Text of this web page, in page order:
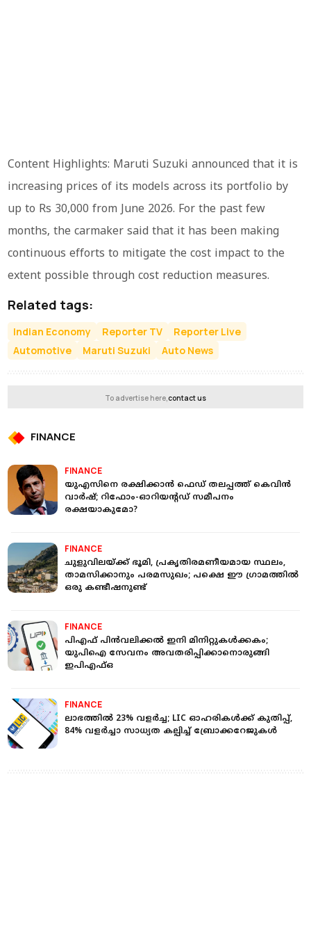
Content Highlights: Maruti Suzuki announced that it is
increasing prices of its models across its portfolio by
up to Rs 30,000 from June 2026. For the past few
months, the carmaker said that it has been making
continuous efforts to mitigate the cost impact to the
extent possible through cost reduction measures.
Related tags:
Indian Economy Reporter TV
Reporter Live
Automotive
Maruti Suzuki Auto News
To advertise here,contact us
FINANCE
FINANCE
യുഎസിനെ രക്ഷിക്കാൻ ഫെഡ് തലപ്പത്ത് കെവിൻ
വാർഷ്; റിഫോം-ഓറിയന്റഡ് സമീപനം
രക്ഷയാകുമോ?
FINANCE
ചുളുവിലയ്ക്ക് ഭൂമി, പ്രകൃതിരമണീയമായ സ്ഥലം,
താമസിക്കാനും പരമസുഖം; പക്ഷെ ഈ ഗ്രാമത്തിൽ
ഒരു കണ്ടീഷനുണ്ട്
FINANCE
പിഎഫ് പിന്‍വലിക്കല്‍ ഇനി മിനിറ്റുകള്‍ക്കകം;
യുപിഐ സേവനം അവതരിപ്പിക്കാനൊരുങ്ങി
ഇപിഎഫ്ഒ
FINANCE
ലാഭത്തിൽ 23% വളർച്ച; LIC ഓഹരികൾക്ക് കുതിപ്പ്,
84% വളർച്ചാ സാധ്യത കല്പിച്ച് ബ്രോക്കറേജുകൾ